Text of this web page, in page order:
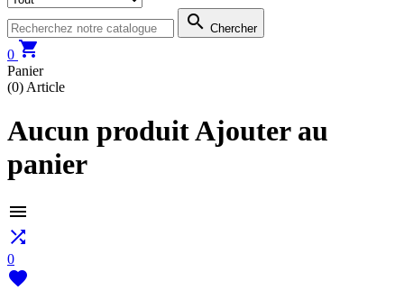
 Chercher
0 
Panier
(0) Article
Aucun produit Ajouter au
panier


0
